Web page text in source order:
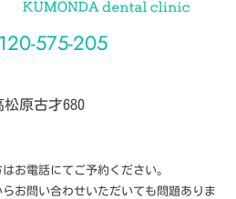
575-205
原古才680
お電話にてご予約ください。
お問い合わせいただいても問題ありま